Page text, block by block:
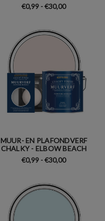
€0,99 - €30,00
MUUR- EN PLAFONDVERF
CHALKY - ELBOW BEACH
€0,99 - €30,00